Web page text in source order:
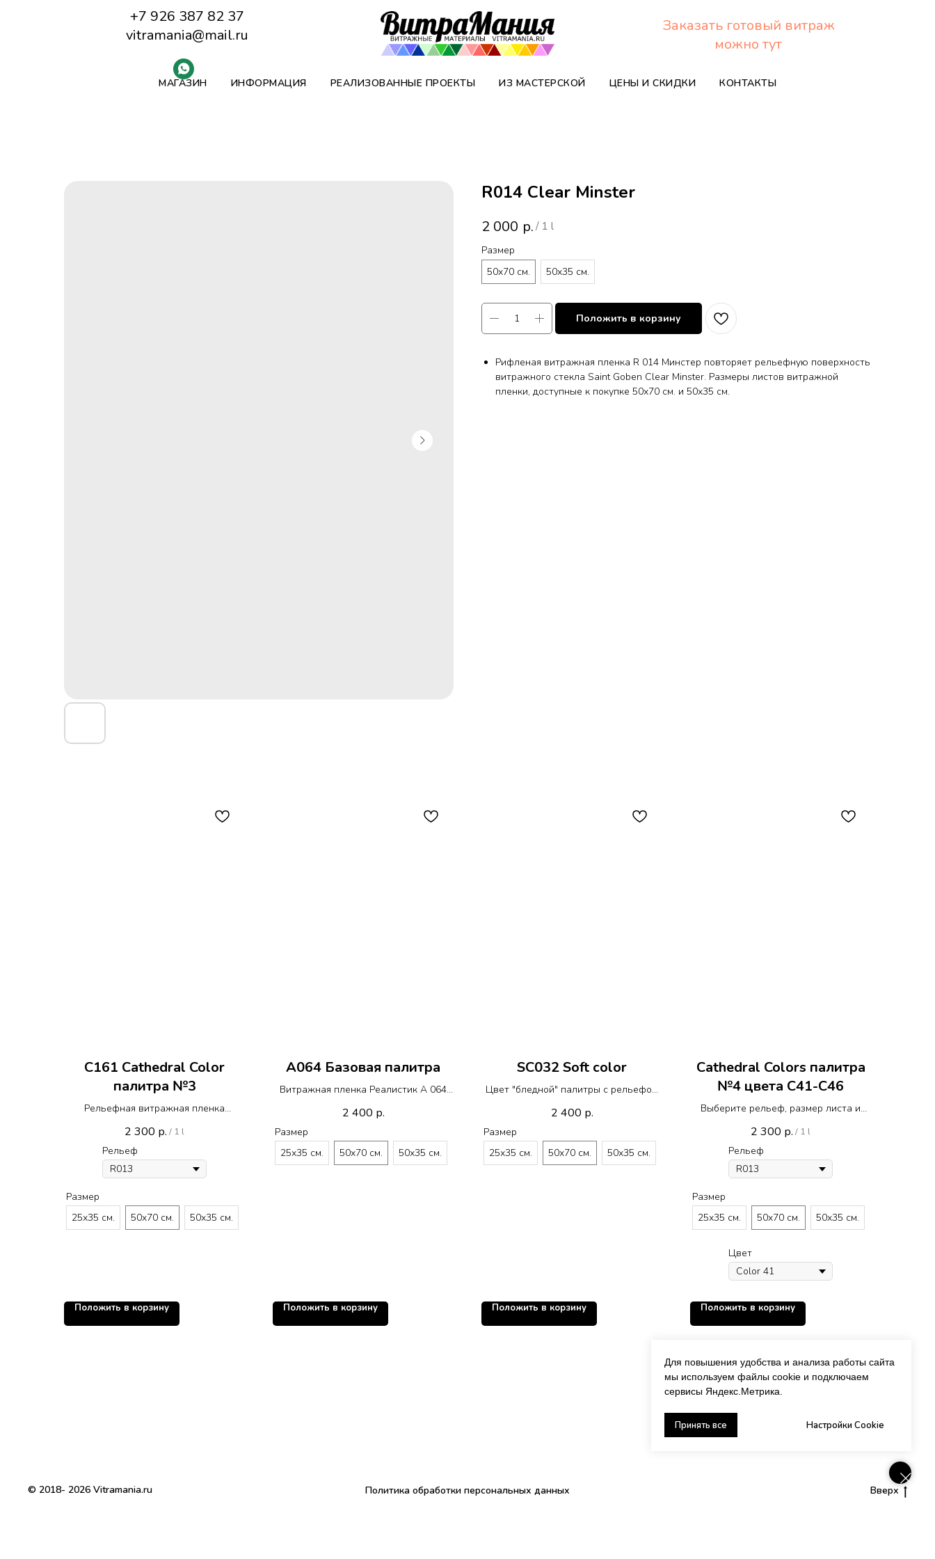
+7 926 387 82 37
vitramania@mail.ru
Заказать готовый витраж
можно тут
МАГАЗИН ИНФОРМАЦИЯ РЕАЛИЗОВАННЫЕ ПРОЕКТЫ ИЗ МАСТЕРСКОЙ ЦЕНЫ И СКИДКИ КОНТАКТЫ
R014 Clear Minster
2 000 р./ 1 l
Размер
50х70 см.
50х35 см.
Положить в корзину
Рифленая витражная пленка R 014 Минстер повторяет рельефную поверхность
витражного стекла Saint Goben Clear Minster. Размеры листов витражной
пленки, доступные к покупке 50х70 см. и 50х35 см.
C161 Cathedral Color
палитра №3
Рельефная витражная пленка
монотонным цветом C 161 палитра
2 300 р. / 1 l
Рельеф
Размер
25х35 см.
50х70 см. 50х35 см.
Положить в корзину
A064 Базовая палитра
Витражная пленка Реалистик A 064
2 400 р.
Размер
25х35 см.
50х70 см. 50х35 см.
Положить в корзину
SC032 Soft color
Цвет "бледной" палитры с рельефом
2 400 р.
Размер
25х35 см.
50х70 см. 50х35 см.
Положить в корзину
Cathedral Colors палитра
№4 цвета С41-C46
Выберите рельеф, размер листа и
2 300 р. / 1 l
Рельеф
Размер
25х35 см.
50х70 см. 50х35 см.
Цвет
Положить в корзину
© 2018- 2026 Vitramania.ru Политика обработки персональных данных Вверх
Для повышения удобства и анализа работы сайта
мы используем файлы cookie и подключаем
сервисы Яндекс.Метрика.
Принять все Настройки Cookie